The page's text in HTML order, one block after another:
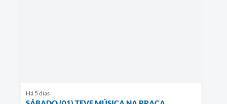
Há 5 dias